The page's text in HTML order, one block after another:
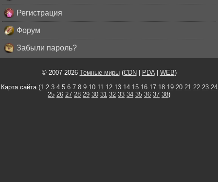
Регистрация
Форум
Забыли пароль?
© 2007-2026 Темные миры(CDN| PDA| WEB)
Карта сайта (1 2 3 4 5 6 7 8 9 10 11 12 13 14 15 16 17 18 19 20 21 22 23 24
25 26 27 28 29 30 31 32 33 34 35 36 37 38)